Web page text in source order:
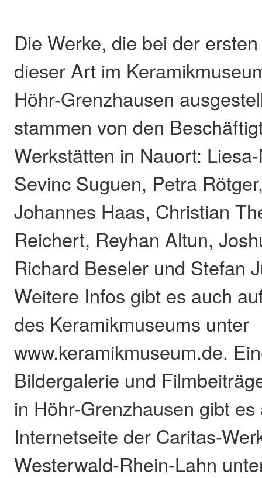
Die Werke, die bei der
dieser Art im
Höhr-Grenzhausen
stammen von den
Werkstätten in Nauort:
Sevinc Suguen, Petra
Johannes Haas, Christian
Reichert, Reyhan Altun,
Richard Beseler und Stefan
Weitere Infos gibt es auch
des Keramikmuseums unter
www.keramikmuseum.de.
Bildergalerie und
in Höhr-Grenzhausen gibt
Internetseite der Caritas-
Westerwald-Rhein-Lahn